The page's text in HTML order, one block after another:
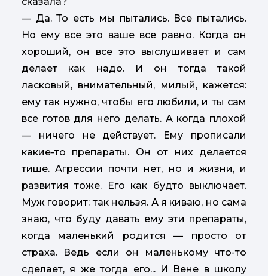
— Да. То есть мы пытались. Все пытались.
Но ему все это ваше все равно. Когда он
хороший, он все это выслушивает и сам
делает как надо. И он тогда такой
ласковый, внимательный, милый, кажется:
ему так нужно, чтобы его любили, и ты сам
все готов для него делать. А когда плохой
— ничего не действует. Ему прописали
какие-то препараты. Он от них делается
тише. Агрессии почти нет, но и жизни, и
развития тоже. Его как будто выключает.
Муж говорит: так нельзя. А я киваю, но сама
знаю, что буду давать ему эти препараты,
когда маленький родится — просто от
страха. Ведь если он маленькому что-то
сделает, я же тогда его... И Вене в школу